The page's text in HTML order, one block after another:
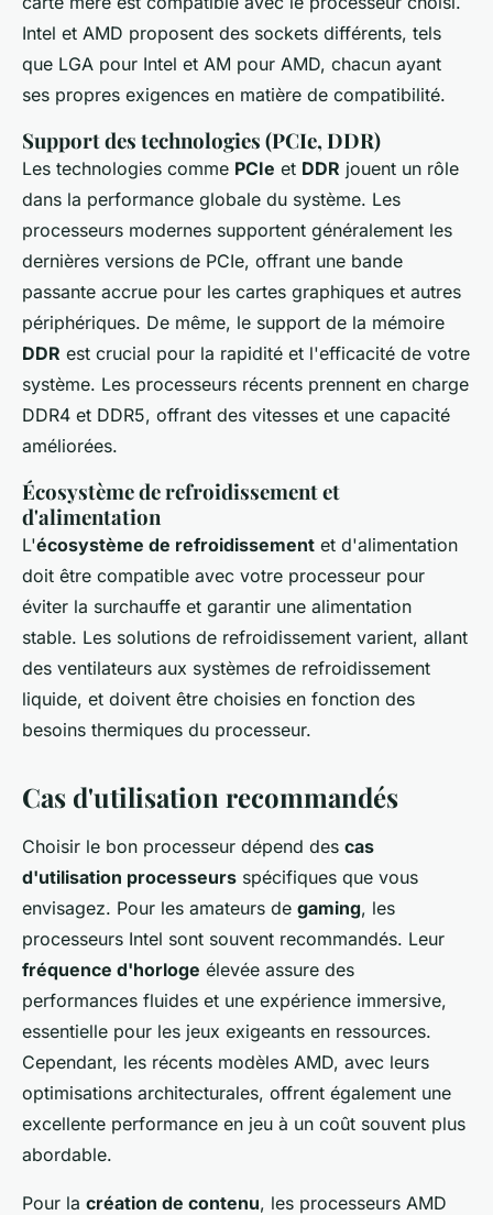
Intel et AMD proposent des sockets différents, tels
que LGA pour Intel et AM pour AMD, chacun ayant
ses propres exigences en matière de compatibilité.
Support des technologies (PCIe, DDR)
Les technologies comme PCIe et DDR jouent un rôle
dans la performance globale du système. Les
processeurs modernes supportent généralement les
dernières versions de PCIe, offrant une bande
passante accrue pour les cartes graphiques et autres
périphériques. De même, le support de la mémoire
DDR est crucial pour la rapidité et l'efficacité de votre
système. Les processeurs récents prennent en charge
DDR4 et DDR5, offrant des vitesses et une capacité
améliorées.
Écosystème de refroidissement et
d'alimentation
L'écosystème de refroidissement et d'alimentation
doit être compatible avec votre processeur pour
éviter la surchauffe et garantir une alimentation
stable. Les solutions de refroidissement varient, allant
des ventilateurs aux systèmes de refroidissement
liquide, et doivent être choisies en fonction des
besoins thermiques du processeur.
Cas d'utilisation recommandés
Choisir le bon processeur dépend des cas
d'utilisation processeurs spécifiques que vous
envisagez. Pour les amateurs de gaming, les
processeurs Intel sont souvent recommandés. Leur
fréquence d'horloge élevée assure des
performances fluides et une expérience immersive,
essentielle pour les jeux exigeants en ressources.
Cependant, les récents modèles AMD, avec leurs
optimisations architecturales, offrent également une
excellente performance en jeu à un coût souvent plus
abordable.
Pour la création de contenu, les processeurs AMD